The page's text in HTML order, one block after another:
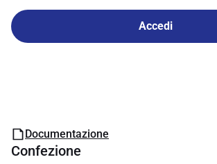
Accedi
Documentazione
Confezione